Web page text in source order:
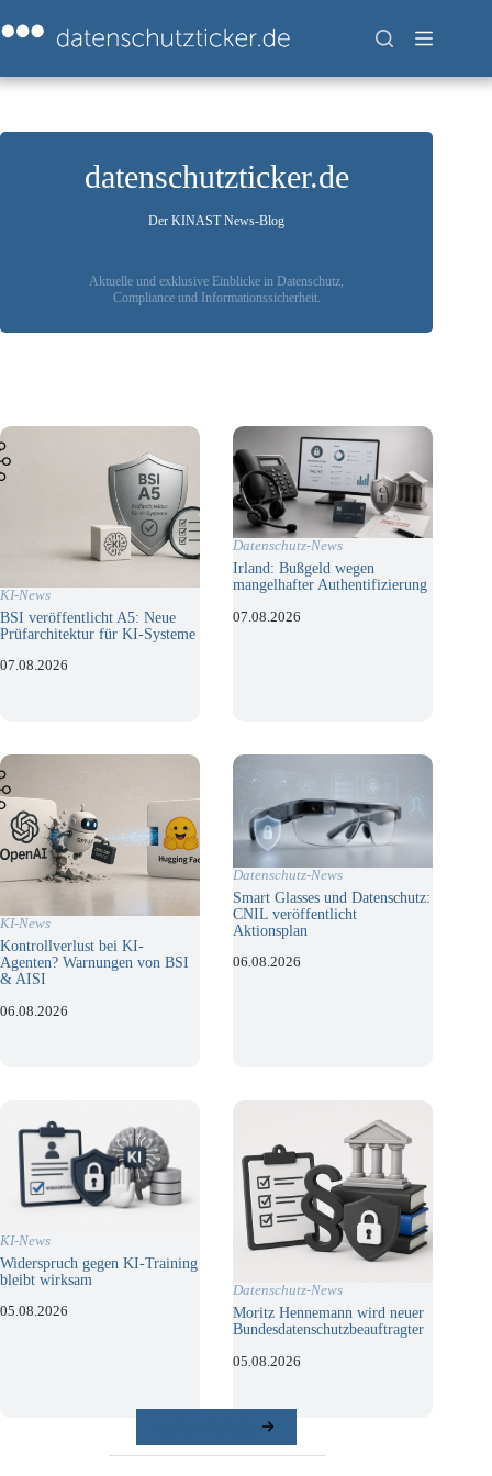
Inhalt
springen
datenschutzticker.de
Der KINAST News-Blog
Aktuelle und exklusive Einblicke in Datenschutz,
Compliance und Informationssicherheit.
KI-News
BSI veröffentlicht A5: Neue
Prüfarchitektur für KI-Systeme
07.08.2026
Datenschutz-News
Irland: Bußgeld wegen
mangelhafter Authentifizierung
07.08.2026
KI-News
Kontrollverlust bei KI-
Agenten? Warnungen von BSI
& AISI
06.08.2026
Datenschutz-News
Smart Glasses und Datenschutz:
CNIL veröffentlicht
Aktionsplan
06.08.2026
KI-News
Widerspruch gegen KI-Training
bleibt wirksam
05.08.2026
Datenschutz-News
Moritz Hennemann wird neuer
Bundesdatenschutzbeauftragter
05.08.2026